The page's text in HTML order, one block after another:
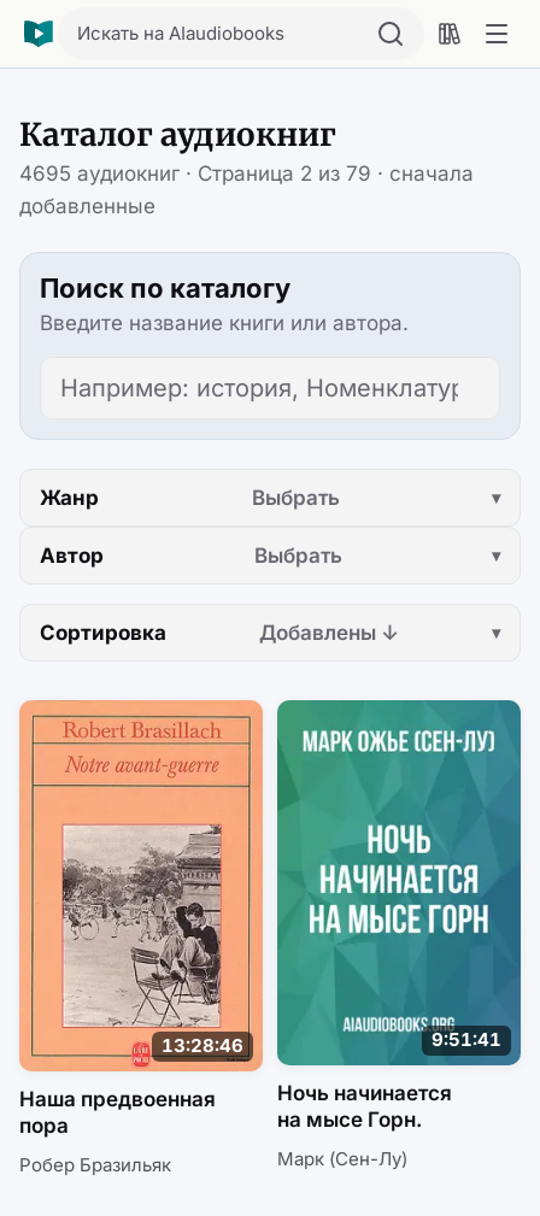
Искать на AIaudiobooks
Каталог аудиокниг
4695 аудиокниг · Страница 2 из 79 · сначала
добавленные
Поиск по каталогу
Введите название книги или автора.
Поиск по каталогу
Жанр Выбрать
Автор Выбрать
Сортировка Добавлены ↓
13:28:46
Наша предвоенная
пора
Робер Бразильяк
9:51:41
Ночь начинается
на мысе Горн.
Марк (Сен-Лу)